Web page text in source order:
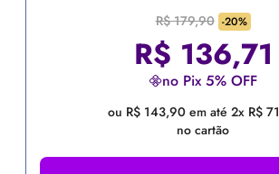
R$ 179,90 -20%
R$ 136,71
no Pix 5% OFF
ou R$ 143,90 em até 2x R$
no cartão